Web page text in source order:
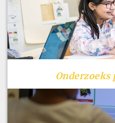
Onderzoeks